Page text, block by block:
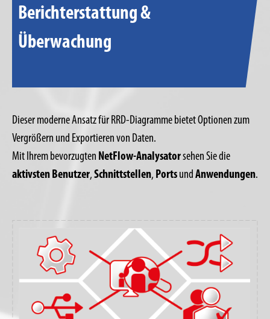
Berichterstattung &
Überwachung
Dieser moderne Ansatz für RRD-Diagramme bietet Optionen zum
Vergrößern und Exportieren von Daten.
Mit Ihrem bevorzugten NetFlow-Analysatorsehen Sie die
aktivsten Benutzer, Schnittstellen, Ports und Anwendungen.